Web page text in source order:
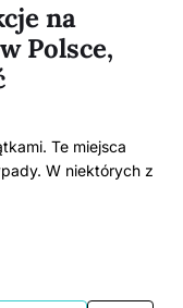
na
Polsce,
Te miejsca
W niektórych z